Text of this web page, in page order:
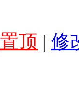
置顶 | 修